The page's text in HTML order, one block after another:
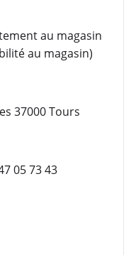
au magasin
au magasin)
37000 Tours
05 73 43